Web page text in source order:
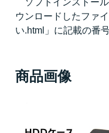
ソフトインストー
ウンロードしたファ
い.html」に記載の番
商品画像